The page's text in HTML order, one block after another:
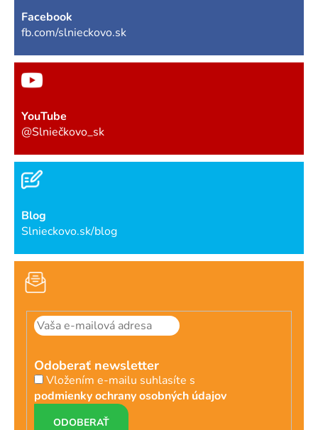
Facebook
fb.com/slnieckovo.sk
YouTube
@Slniečkovo_sk
Blog
Slnieckovo.sk/blog
Odoberať newsletter
Vložením e-mailu suhlasíte s
podmienky ochrany osobných údajov
PRIHLÁSIŤ